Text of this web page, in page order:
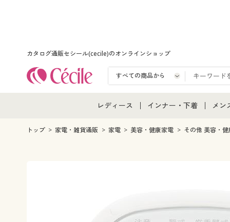
カタログ通販セシール(cecile)のオンラインショップ
レディース
レディース通販すべて
インナー・下着
インナー・下着通販すべ
ジュニア・ティーンズ下
メン
メン
トップ 家電・雑貨通販 家電 美容・健康家電 その他 美容・